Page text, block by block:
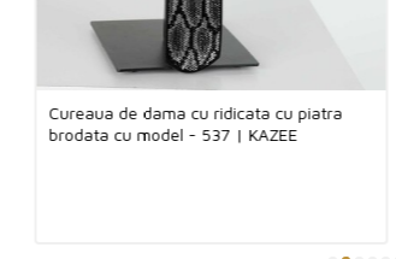
Cureaua de dama cu ridicata cu piatra
brodata cu model - 537 | KAZEE